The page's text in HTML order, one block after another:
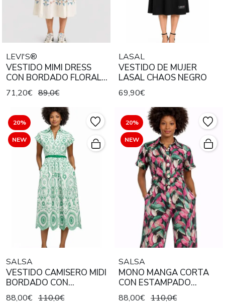
LEVI'S®
VESTIDO MIMI DRESS
CON BORDADO FLORAL
COLOR BLANCO ROTO
71,20€ 89,0€
LASAL
VESTIDO DE MUJER
LASAL CHAOS NEGRO
69,90€
20%
NEW
SALSA
VESTIDO CAMISERO MIDI
BORDADO CON
CONTRASTE DE COLOR
88,00€ 110,0€
20%
NEW
SALSA
MONO MANGA CORTA
CON ESTAMPADO
FLORAL
88,00€ 110,0€